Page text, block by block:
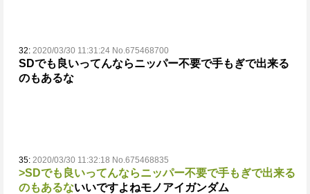
32: 2020/03/30 11:31:24 No.675468700
SDでも良いってんならニッパー不要で手もぎで出来る
のもあるな
35: 2020/03/30 11:32:18 No.675468835
>SDでも良いってんならニッパー不要で手もぎで出来る
のもあるないいですよねモノアイガンダム